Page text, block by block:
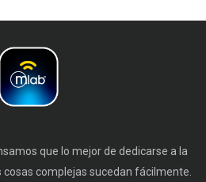
que lo mejor de dedicarse a la
complejas sucedan fácilmente.